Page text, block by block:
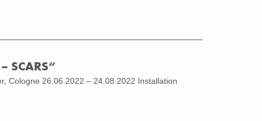
SCARS“
Cologne 26.06.2022 – 24.08.2022 Installation